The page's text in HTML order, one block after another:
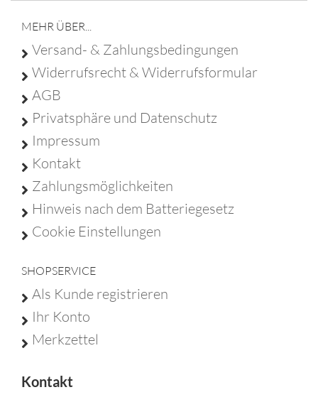
MEHR ÜBER...
Versand- & Zahlungsbedingungen
Widerrufsrecht & Widerrufsformular
AGB
Privatsphäre und Datenschutz
Impressum
Kontakt
Zahlungsmöglichkeiten
Hinweis nach dem Batteriegesetz
Cookie Einstellungen
SHOPSERVICE
Als Kunde registrieren
Ihr Konto
Merkzettel
Kontakt